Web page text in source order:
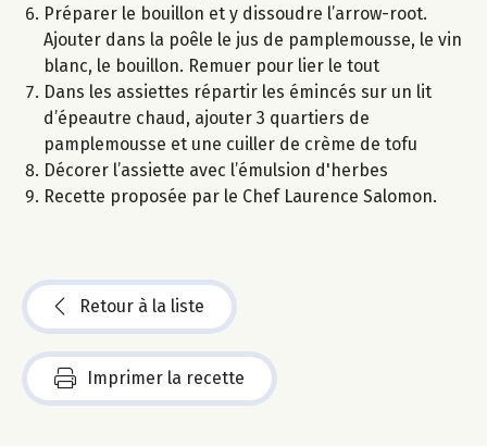
Préparer le bouillon et y dissoudre l’arrow-root.
Ajouter dans la poêle le jus de pamplemousse, le vin
blanc, le bouillon. Remuer pour lier le tout
Dans les assiettes répartir les émincés sur un lit
d’épeautre chaud, ajouter 3 quartiers de
pamplemousse et une cuiller de crème de tofu
Décorer l’assiette avec l’émulsion d'herbes
Recette proposée par le Chef Laurence Salomon.
Retour à la liste
Imprimer la recette